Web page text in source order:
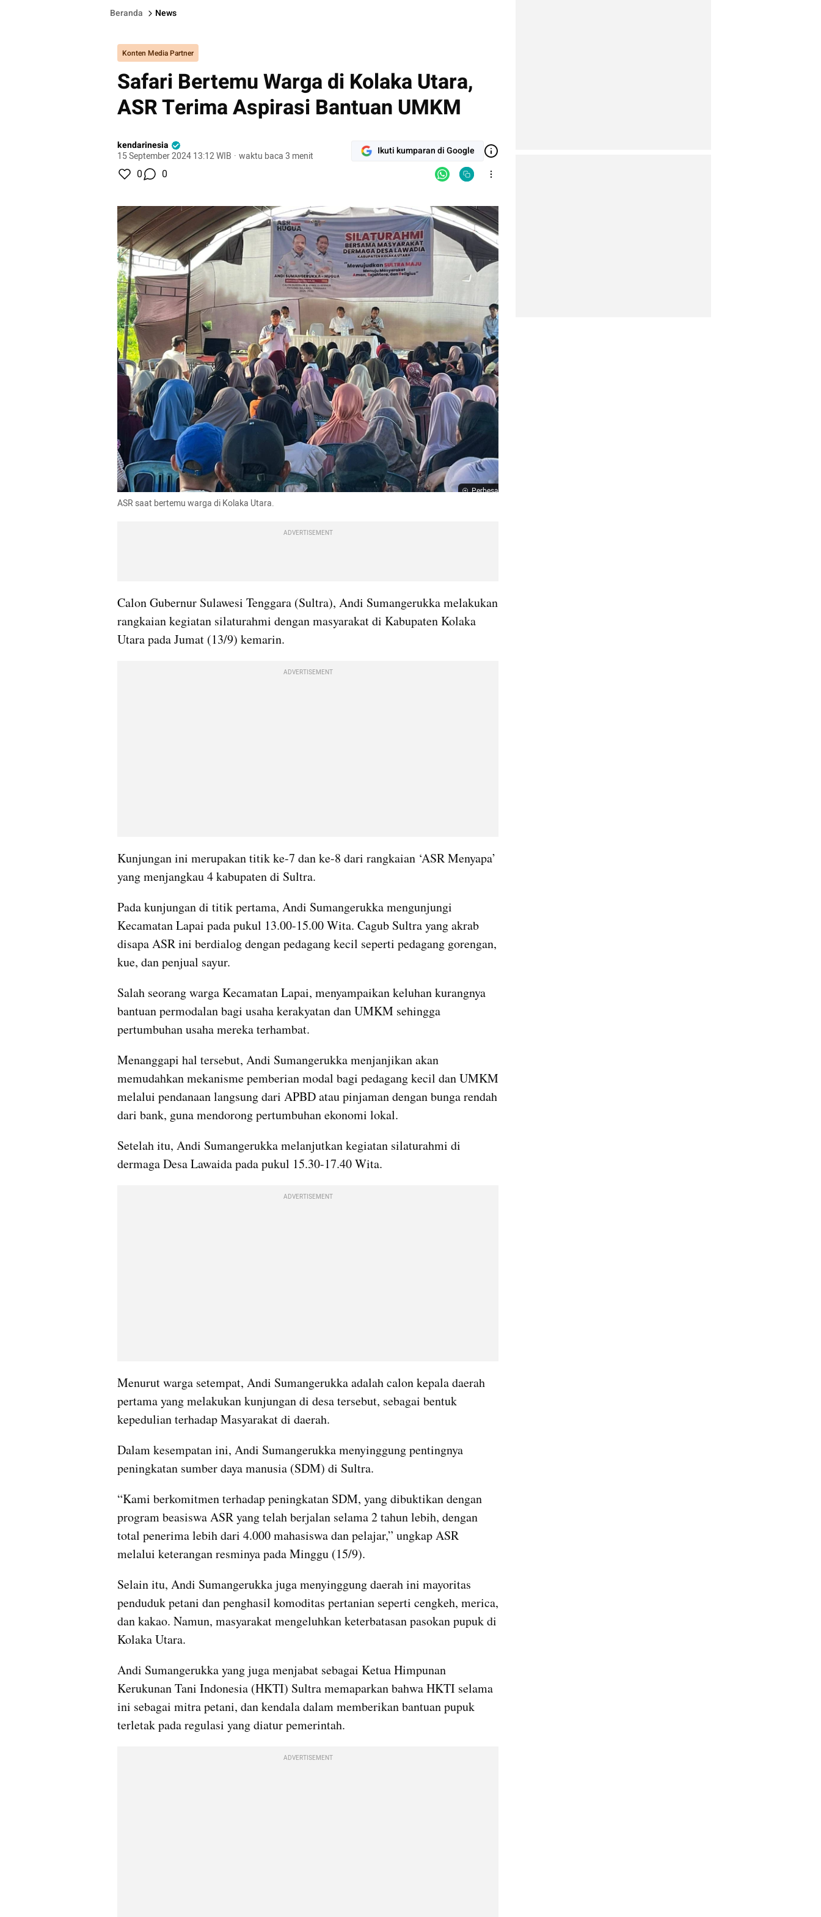
Beranda News
Konten Media Partner
Safari Bertemu Warga di Kolaka Utara,
ASR Terima Aspirasi Bantuan UMKM
kendarinesia
15 September 2024 13:12 WIB · waktu baca 3 menit Ikuti kumparan di Google
0 0
Perbesar
ASR saat bertemu warga di Kolaka Utara.
ADVERTISEMENT
Calon Gubernur Sulawesi Tenggara (Sultra), Andi Sumangerukka melakukan
rangkaian kegiatan silaturahmi dengan masyarakat di Kabupaten Kolaka
Utara pada Jumat (13/9) kemarin.
ADVERTISEMENT
Kunjungan ini merupakan titik ke-7 dan ke-8 dari rangkaian ‘ASR Menyapa’
yang menjangkau 4 kabupaten di Sultra.
Pada kunjungan di titik pertama, Andi Sumangerukka mengunjungi
Kecamatan Lapai pada pukul 13.00-15.00 Wita. Cagub Sultra yang akrab
disapa ASR ini berdialog dengan pedagang kecil seperti pedagang gorengan,
kue, dan penjual sayur.
Salah seorang warga Kecamatan Lapai, menyampaikan keluhan kurangnya
bantuan permodalan bagi usaha kerakyatan dan UMKM sehingga
pertumbuhan usaha mereka terhambat.
Menanggapi hal tersebut, Andi Sumangerukka menjanjikan akan
memudahkan mekanisme pemberian modal bagi pedagang kecil dan UMKM
melalui pendanaan langsung dari APBD atau pinjaman dengan bunga rendah
dari bank, guna mendorong pertumbuhan ekonomi lokal.
Setelah itu, Andi Sumangerukka melanjutkan kegiatan silaturahmi di
dermaga Desa Lawaida pada pukul 15.30-17.40 Wita.
ADVERTISEMENT
Menurut warga setempat, Andi Sumangerukka adalah calon kepala daerah
pertama yang melakukan kunjungan di desa tersebut, sebagai bentuk
kepedulian terhadap Masyarakat di daerah.
Dalam kesempatan ini, Andi Sumangerukka menyinggung pentingnya
peningkatan sumber daya manusia (SDM) di Sultra.
“Kami berkomitmen terhadap peningkatan SDM, yang dibuktikan dengan
program beasiswa ASR yang telah berjalan selama 2 tahun lebih, dengan
total penerima lebih dari 4.000 mahasiswa dan pelajar,” ungkap ASR
melalui keterangan resminya pada Minggu (15/9).
Selain itu, Andi Sumangerukka juga menyinggung daerah ini mayoritas
penduduk petani dan penghasil komoditas pertanian seperti cengkeh, merica,
dan kakao. Namun, masyarakat mengeluhkan keterbatasan pasokan pupuk di
Kolaka Utara.
Andi Sumangerukka yang juga menjabat sebagai Ketua Himpunan
Kerukunan Tani Indonesia (HKTI) Sultra memaparkan bahwa HKTI selama
ini sebagai mitra petani, dan kendala dalam memberikan bantuan pupuk
terletak pada regulasi yang diatur pemerintah.
ADVERTISEMENT